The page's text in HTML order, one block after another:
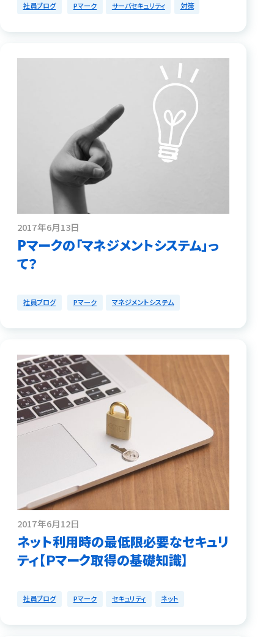
社員ブログ Pマーク サーバセキュリティ 対策
2017年6月13日
Pマークの「マネジメントシステム」っ
て？
社員ブログ Pマーク マネジメントシステム
2017年6月12日
ネット利用時の最低限必要なセキュリ
ティ【Ｐマーク取得の基礎知識】
社員ブログ Pマーク セキュリティ ネット